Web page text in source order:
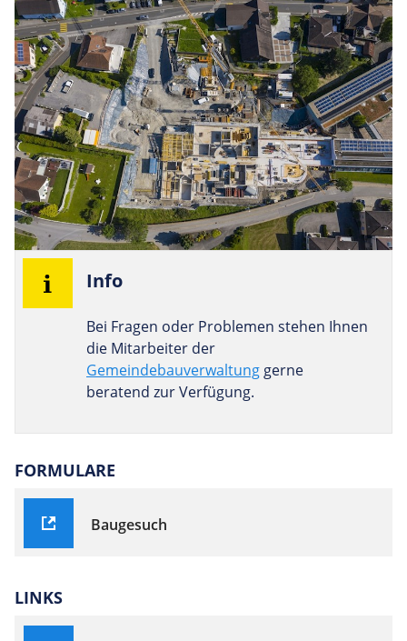
Info
Bei Fragen oder Problemen stehen Ihnen
die Mitarbeiter der
Gemeindebauverwaltung gerne
beratend zur Verfügung.
FORMULARE
Baugesuch
LINKS